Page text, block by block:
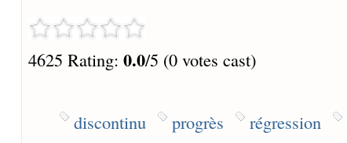
4625 Rating: 0.0/5 (0 votes cast)
discontinu progrès régression